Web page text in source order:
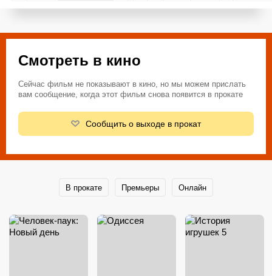
Смотреть в кино
Сейчас фильм не показывают в кино, но мы можем прислать
вам сообщение, когда этот фильм снова появится в прокате
Сообщить о выходе в прокат
В прокате Премьеры Онлайн